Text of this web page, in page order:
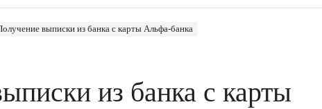
выписки из банка с карты Альфа-банка
из банка с карты